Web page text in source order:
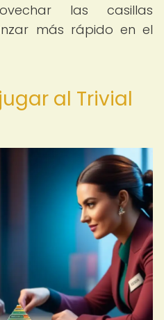
las casillas
más rápido en el
al Trivial